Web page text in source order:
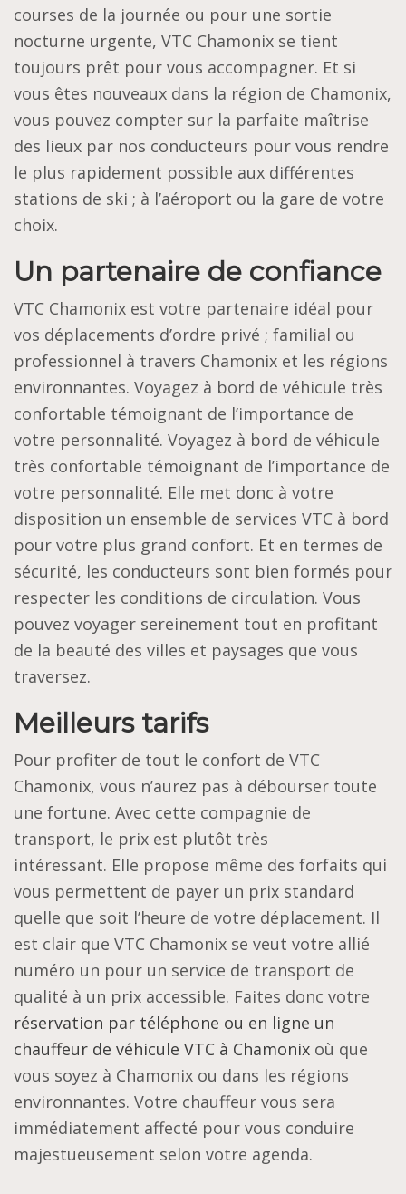
courses de la journée ou pour une sortie
nocturne urgente, VTC Chamonix se tient
toujours prêt pour vous accompagner. Et si
vous êtes nouveaux dans la région de Chamonix,
vous pouvez compter sur la parfaite maîtrise
des lieux par nos conducteurs pour vous rendre
le plus rapidement possible aux différentes
stations de ski ; à l’aéroport ou la gare de votre
choix.
Un partenaire de confiance
VTC Chamonix est votre partenaire idéal pour
vos déplacements d’ordre privé ; familial ou
professionnel à travers Chamonix et les régions
environnantes. Voyagez à bord de véhicule très
confortable témoignant de l’importance de
votre personnalité. Voyagez à bord de véhicule
très confortable témoignant de l’importance de
votre personnalité. Elle met donc à votre
disposition un ensemble de services VTC à bord
pour votre plus grand confort. Et en termes de
sécurité, les conducteurs sont bien formés pour
respecter les conditions de circulation. Vous
pouvez voyager sereinement tout en profitant
de la beauté des villes et paysages que vous
traversez.
Meilleurs tarifs
Pour profiter de tout le confort de VTC
Chamonix, vous n’aurez pas à débourser toute
une fortune. Avec cette compagnie de
transport, le prix est plutôt très
intéressant. Elle propose même des forfaits qui
vous permettent de payer un prix standard
quelle que soit l’heure de votre déplacement. Il
est clair que VTC Chamonix se veut votre allié
numéro un pour un service de transport de
qualité à un prix accessible. Faites donc votre
réservation par téléphone ou en ligne un
chauffeur de véhicule VTC à Chamonix où que
vous soyez à Chamonix ou dans les régions
environnantes. Votre chauffeur vous sera
immédiatement affecté pour vous conduire
majestueusement selon votre agenda.